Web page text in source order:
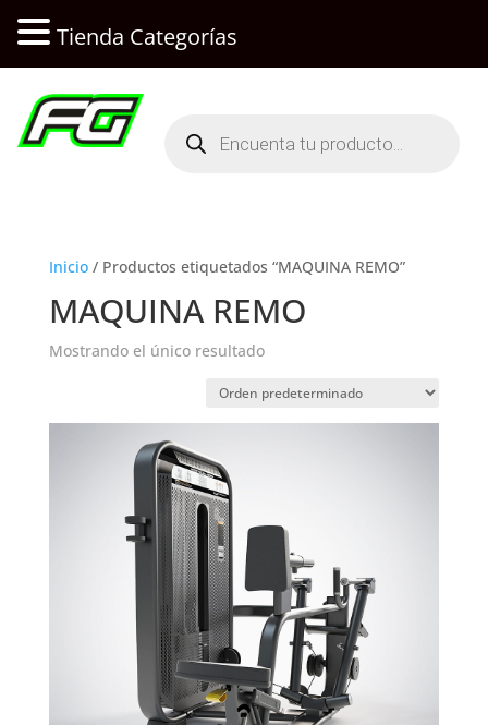
productos
Inicio/ Productos etiquetados “MAQUINA REMO”
MAQUINA REMO
Mostrando el único resultado
Tienda Categorías